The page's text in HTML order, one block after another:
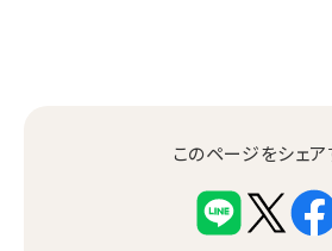
このページをシェア